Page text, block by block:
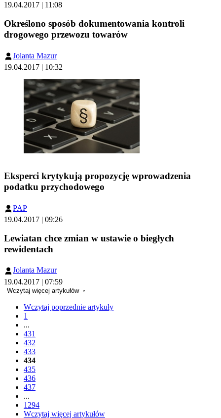
19.04.2017 | 11:08
Określono sposób dokumentowania kontroli
drogowego przewozu towarów
Jolanta Mazur
19.04.2017 | 10:32
Eksperci krytykują propozycję wprowadzenia
podatku przychodowego
PAP
19.04.2017 | 09:26
Lewiatan chce zmian w ustawie o biegłych
rewidentach
Jolanta Mazur
19.04.2017 | 07:59
Wczytaj więcej artykułów
Wczytaj poprzednie artykuły
1
...
431
432
433
434
435
436
437
...
1294
Wczytaj więcej artykułów